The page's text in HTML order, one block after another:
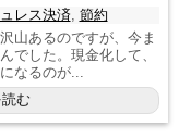
レス決済 節約
山あるのですが、今ま
でした。現金化して、
なるのが...
む